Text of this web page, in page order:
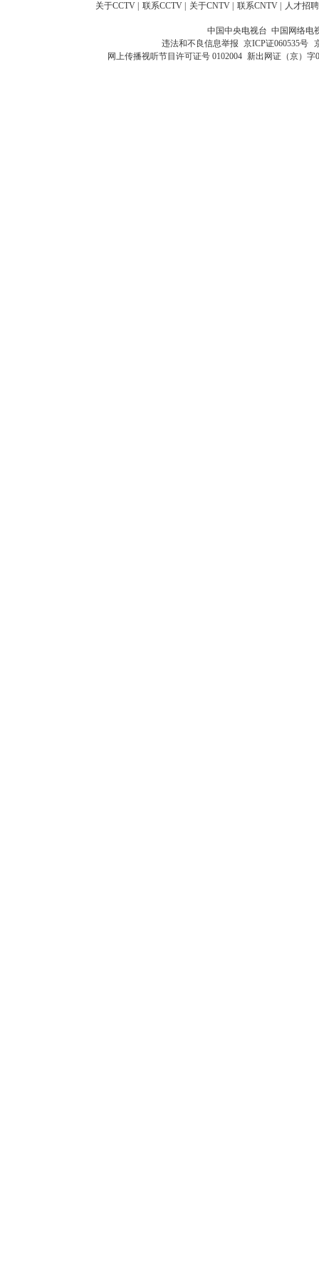
关于CCTV 联系CCTV 关于CNTV 联系CNTV 人才招聘
中国中央电视台 中国网络电
违法和不良信息举报 京ICP证060535号
网上传播视听节目许可证号 0102004 新出网证（京）